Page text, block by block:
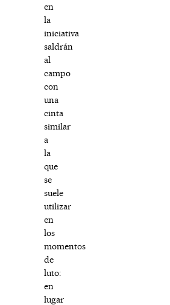
en
la
iniciativa
saldrán
al
campo
con
una
cinta
similar
a
la
que
se
suele
utilizar
en
los
momentos
de
luto:
en
lugar